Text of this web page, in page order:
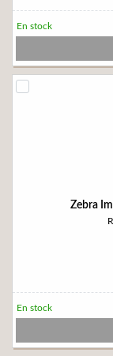
En stock
Zebra
En stock